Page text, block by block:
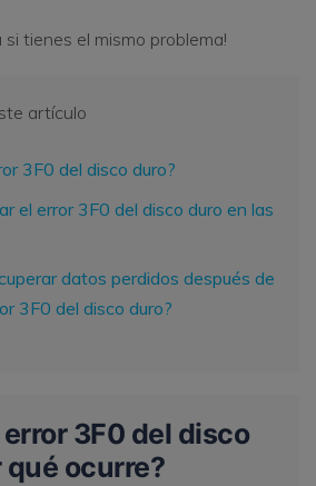
si tienes el mismo problema!
artículo
3F0 del disco duro?
el error 3F0 del disco duro en las
datos perdidos después de
3F0 del disco duro?
error 3F0 del disco
qué ocurre?